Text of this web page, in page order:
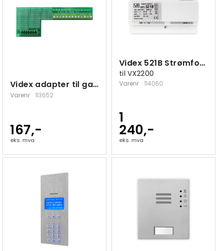
Videx adapter til gamle knappemoduler
Varenr 113652
167,-
eks. mva
Videx 521B Strømforsyning
til VX2200
Varenr 114060
1
240,-
eks. mva